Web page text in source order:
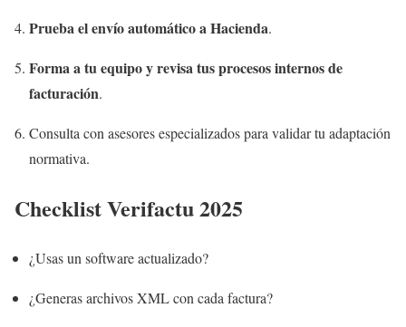
Prueba el envío automático a Hacienda.
Forma a tu equipo y revisa tus procesos internos de
facturación.
Consulta con asesores especializados para validar tu adaptación
normativa.
Checklist Verifactu 2025
¿Usas un software actualizado?
¿Generas archivos XML con cada factura?